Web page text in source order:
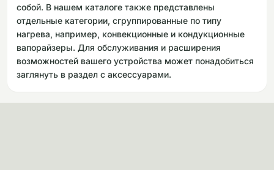
собой. В нашем каталоге также представлены
отдельные категории, сгруппированные по типу
нагрева, например, конвекционные и кондукционные
вапорайзеры. Для обслуживания и расширения
возможностей вашего устройства может понадобиться
заглянуть в раздел с аксессуарами.